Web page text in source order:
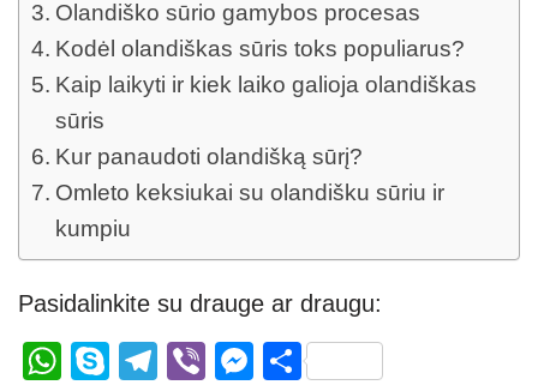
Olandiško sūrio gamybos procesas
Kodėl olandiškas sūris toks populiarus?
Kaip laikyti ir kiek laiko galioja olandiškas
sūris
Kur panaudoti olandišką sūrį?
Omleto keksiukai su olandišku sūriu ir
kumpiu
Pasidalinkite su drauge ar draugu:
W
S
T
Vi
M S